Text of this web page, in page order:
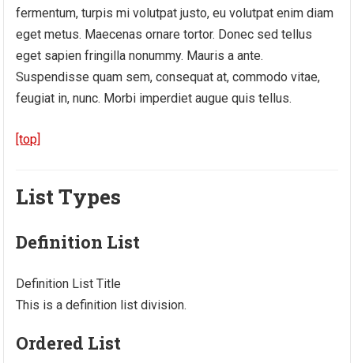
fermentum, turpis mi volutpat justo, eu volutpat enim diam
eget metus. Maecenas ornare tortor. Donec sed tellus
eget sapien fringilla nonummy. Mauris a ante.
Suspendisse quam sem, consequat at, commodo vitae,
feugiat in, nunc. Morbi imperdiet augue quis tellus.
[top]
List Types
Definition List
Definition List Title
This is a definition list division.
Ordered List